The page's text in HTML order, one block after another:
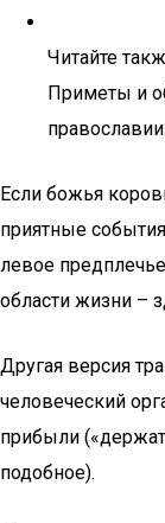
Читайте
Приметы и
православии
Если божья
приятные
левое
области жизни –
Другая версия
человеческий
прибыли
подобное).